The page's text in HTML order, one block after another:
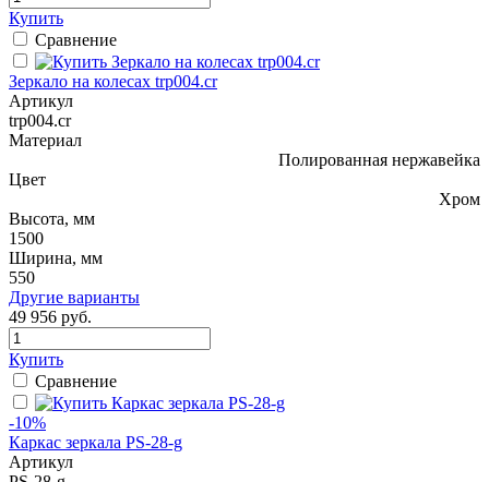
Купить
Сравнение
Зеркало на колесах trp004.cr
Артикул
trp004.cr
Материал
Полированная нержавейка
Цвет
Хром
Высота, мм
1500
Ширина, мм
550
Другие варианты
49 956 руб.
Купить
Сравнение
-10%
Каркас зеркала PS-28-g
Артикул